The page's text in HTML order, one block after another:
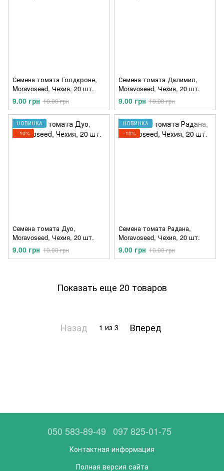
Семена томата Голдкроне,
Moravoseed, Чехия, 20 шт.
9.00 грн 10.00 грн
Семена томата Далимил,
Moravoseed, Чехия, 20 шт.
9.00 грн 10.00 грн
НОВИНКА
−10%
Семена томата Дуо,
Moravoseed, Чехия, 20 шт.
9.00 грн 10.00 грн
НОВИНКА
−10%
Семена томата Радана,
Moravoseed, Чехия, 20 шт.
9.00 грн 10.00 грн
Показать еще 20 товаров
Назад 1 из 3 Вперед
050 583-89-49 097 825-01-75
Контактная информация
Полная версия сайта